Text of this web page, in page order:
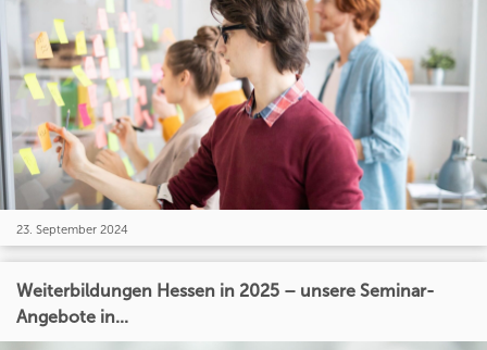
23. September 2024
Weiterbildungen Hessen in 2025 – unsere Seminar-
Angebote in...